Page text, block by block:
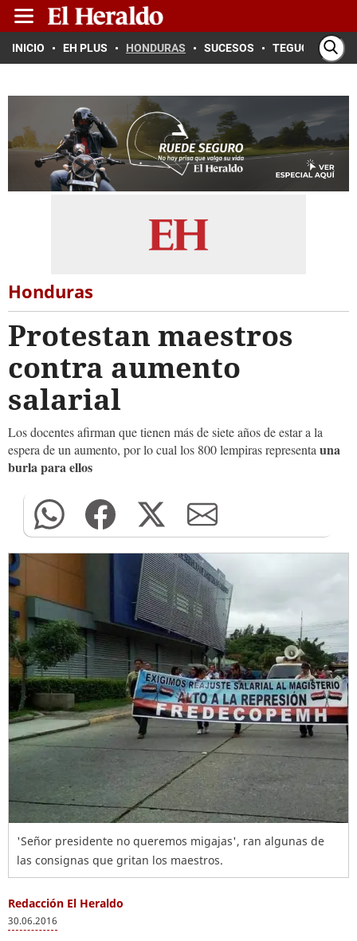
INICIO EH PLUS HONDURAS SUCESOS TEGUCIGALPA
Honduras
Protestan maestros
contra aumento
salarial
Los docentes afirman que tienen más de siete años de estar a la
espera de un aumento, por lo cual los 800 lempiras representa una
burla para ellos
'Señor presidente no queremos migajas', ran algunas de
las consignas que gritan los maestros.
Redacción El Heraldo
30.06.2016